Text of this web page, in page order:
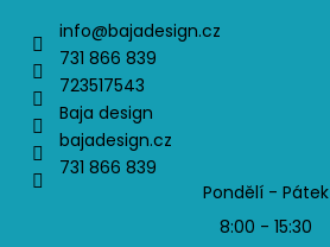
info@bajadesign.cz
731 866 839
723517543
Baja design
bajadesign.cz
731 866 839
Pondělí - Pátek
8:00 - 15:30